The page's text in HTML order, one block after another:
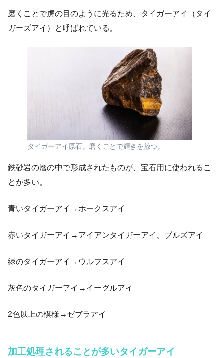
磨くことで虎の目のように光るため、タイガーアイ（タイ
ガーズアイ）と呼ばれている。
タイガーアイ原石。磨くことで輝きを放つ。
鉄砂岩の層の中で形成されたものが、宝石用に使われるこ
とが多い。
青いタイガーアイ→ホークスアイ
赤いタイガーアイ→アイアンタイガーアイ、ブルズアイ
緑のタイガーアイ→ウルフスアイ
灰色のタイガーアイ→イーグルアイ
2色以上の模様→ゼブラアイ
加工処理されることが多いタイガーアイ